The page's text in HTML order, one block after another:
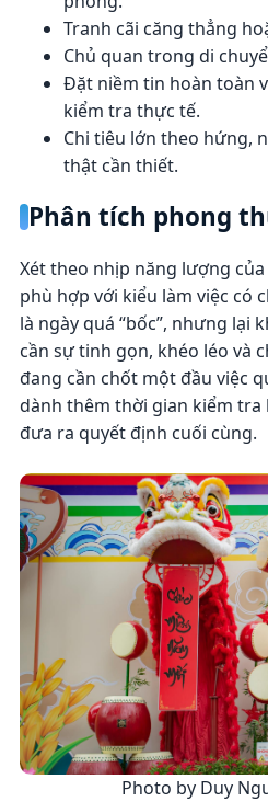
Tranh cãi căng thẳng
Chủ quan trong di
Đặt niềm tin hoàn toàn
kiểm tra thực tế.
Chi tiêu lớn theo hứng,
thật cần thiết.
Phân tích phong
Xét theo nhịp năng lượng
phù hợp với kiểu làm việc có
là ngày quá “bốc”, nhưng lại
cần sự tinh gọn, khéo léo và
đang cần chốt một đầu việc
dành thêm thời gian kiểm
đưa ra quyết định cuối cùng.
Photo by Duy